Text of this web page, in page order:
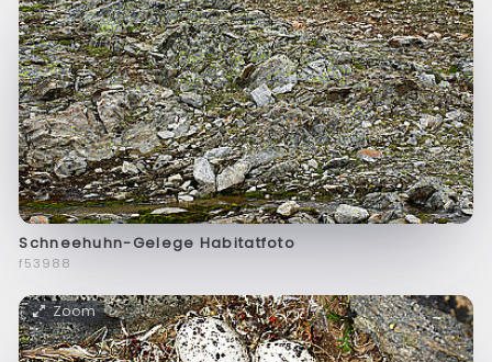
Schneehuhn-Gelege Habitatfoto
f53988
Zoom